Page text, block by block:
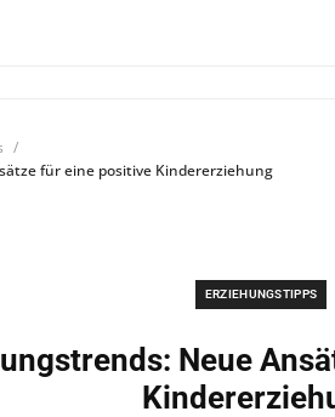
für eine positive Kindererziehung
ERZIEHUNGSTIPPS
Neue